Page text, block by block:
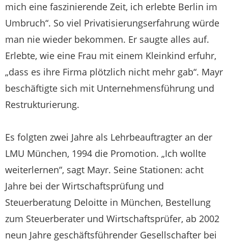
mich eine faszinierende Zeit, ich erlebte Berlin im
Umbruch“. So viel Privatisierungserfahrung würde
man nie wieder bekommen. Er saugte alles auf.
Erlebte, wie eine Frau mit einem Kleinkind erfuhr,
„dass es ihre Firma plötzlich nicht mehr gab“. Mayr
beschäftigte sich mit Unternehmensführung und
Restrukturierung.
Es folgten zwei Jahre als Lehrbeauftragter an der
LMU München, 1994 die Promotion. „Ich wollte
weiterlernen“, sagt Mayr. Seine Stationen: acht
Jahre bei der Wirtschaftsprüfung und
Steuerberatung Deloitte in München, Bestellung
zum Steuerberater und Wirtschaftsprüfer, ab 2002
neun Jahre geschäftsführender Gesellschafter bei